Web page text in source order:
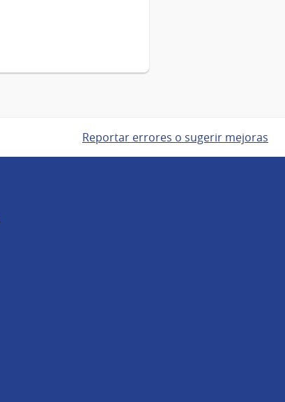
Reportar errores o sugerir mejoras